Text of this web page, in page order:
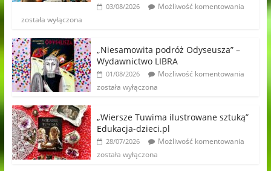
03/08/2026
Możliwość komentowania
została wyłączona
„Niesamowita podróż Odyseusza” –
Wydawnictwo LIBRA
01/08/2026
Możliwość komentowania
została wyłączona
„Wiersze Tuwima ilustrowane sztuką”
Edukacja-dzieci.pl
28/07/2026
Możliwość komentowania
została wyłączona